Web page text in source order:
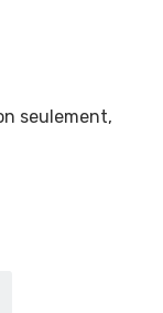
seulement,